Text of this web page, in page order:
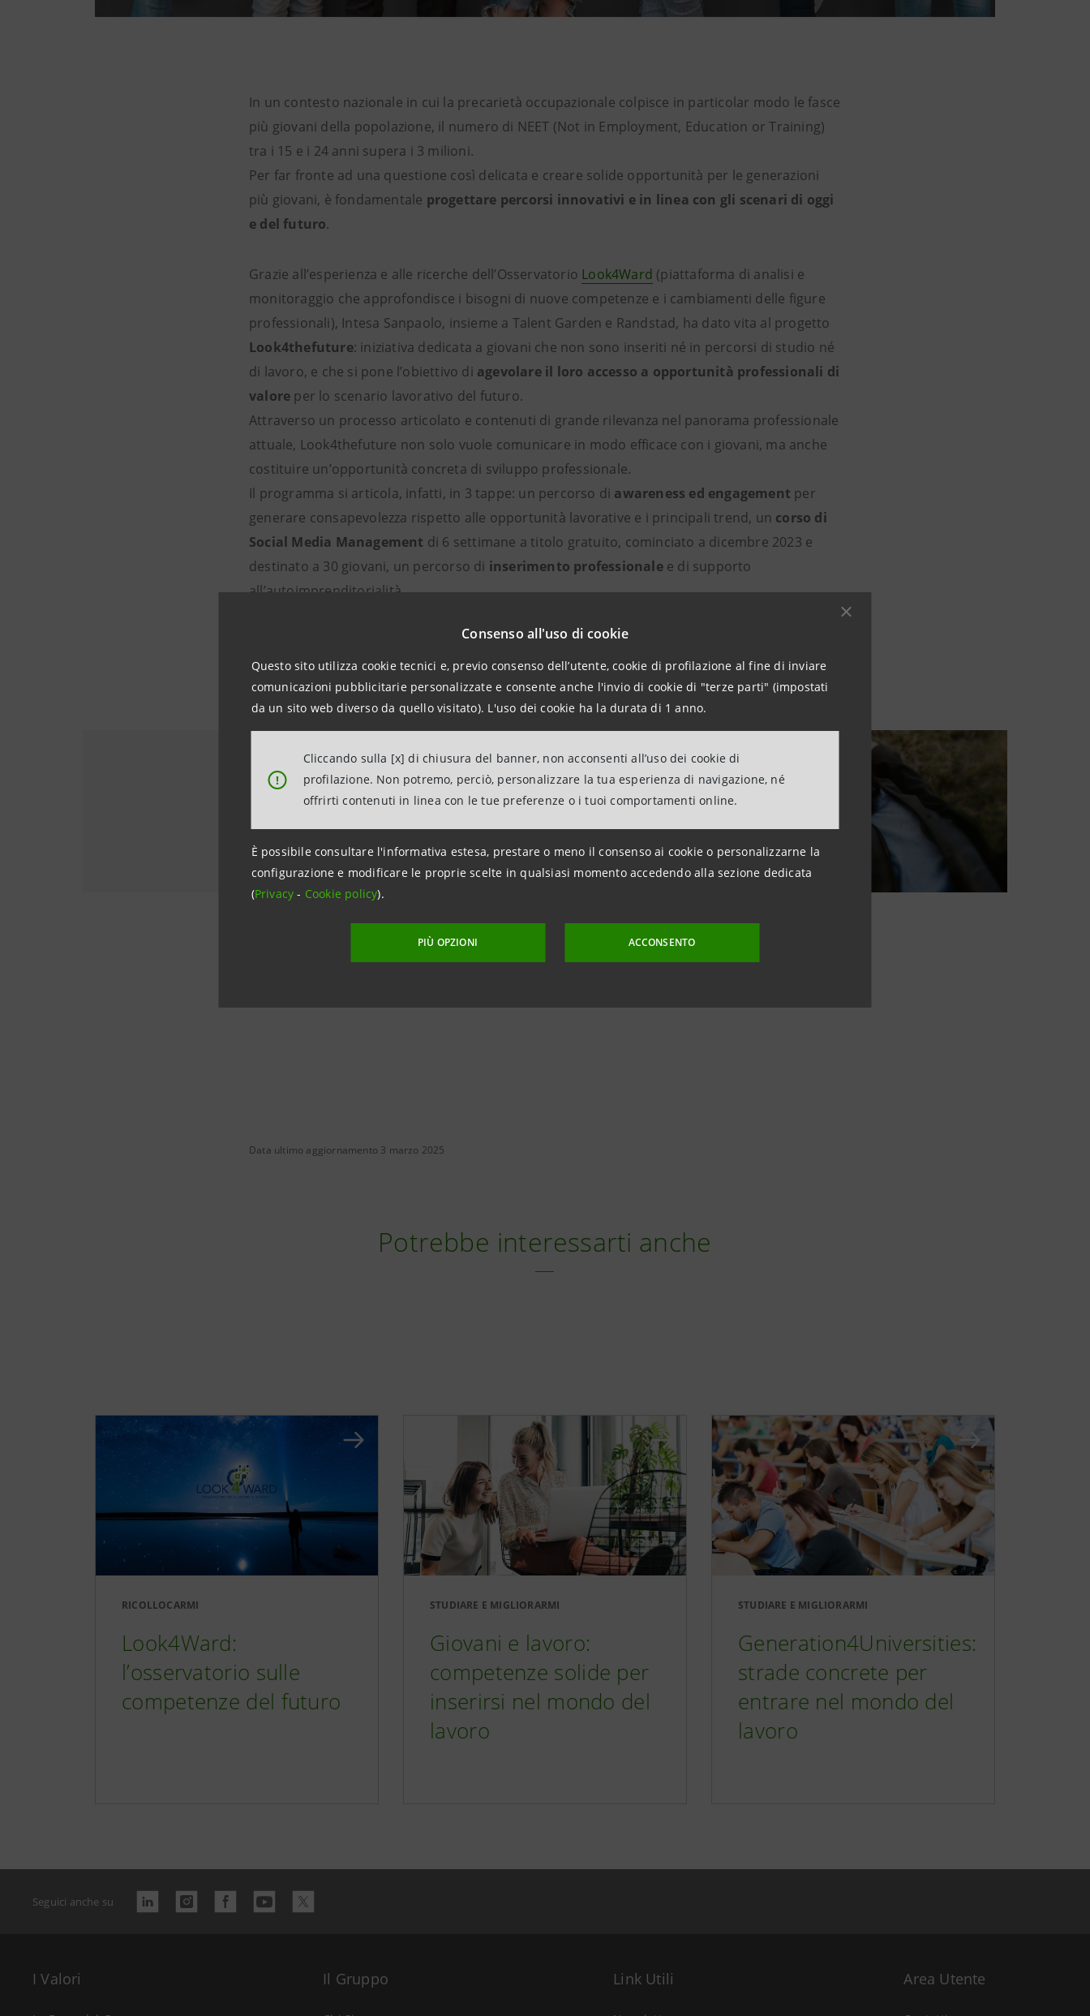
Consenso all'uso di cookie
Questo sito utilizza cookie tecnici e, previo consenso dell’utente, cookie di profilazione al fine di inviare
comunicazioni pubblicitarie personalizzate e consente anche l'invio di cookie di "terze parti" (impostati
da un sito web diverso da quello visitato). L'uso dei cookie ha la durata di 1 anno.
!
Cliccando sulla [x] di chiusura del banner, non acconsenti all’uso dei cookie di
profilazione. Non potremo, perciò, personalizzare la tua esperienza di navigazione, né
offrirti contenuti in linea con le tue preferenze o i tuoi comportamenti online.
È possibile consultare l'informativa estesa, prestare o meno il consenso ai cookie o personalizzarne la
configurazione e modificare le proprie scelte in qualsiasi momento accedendo alla sezione dedicata
(Privacy- Cookie policy).
PIÙ OPZIONI ACCONSENTO
In un contesto nazionale in cui la precarietà occupazionale colpisce in particolar modo le fasce
più giovani della popolazione, il numero di NEET (Not in Employment, Education or Training)
tra i 15 e i 24 anni supera i 3 milioni.
Per far fronte ad una questione così delicata e creare solide opportunità per le generazioni
più giovani, è fondamentale progettare percorsi innovativi e in linea con gli scenari di oggi
e del futuro.
Grazie all’esperienza e alle ricerche dell’Osservatorio Look4Ward (piattaforma di analisi e
monitoraggio che approfondisce i bisogni di nuove competenze e i cambiamenti delle figure
professionali), Intesa Sanpaolo, insieme a Talent Garden e Randstad, ha dato vita al progetto
Look4thefuture: iniziativa dedicata a giovani che non sono inseriti né in percorsi di studio né
di lavoro, e che si pone l’obiettivo di agevolare il loro accesso a opportunità professionali di
valore per lo scenario lavorativo del futuro.
Attraverso un processo articolato e contenuti di grande rilevanza nel panorama professionale
attuale, Look4thefuture non solo vuole comunicare in modo efficace con i giovani, ma anche
costituire un’opportunità concreta di sviluppo professionale.
Il programma si articola, infatti, in 3 tappe: un percorso di awareness ed engagement per
generare consapevolezza rispetto alle opportunità lavorative e i principali trend, un corso di
Social Media Management di 6 settimane a titolo gratuito, cominciato a dicembre 2023 e
destinato a 30 giovani, un percorso di inserimento professionalee di supporto
all’autoimprenditorialità.
SCOPRI LOOK4THEFUTURE
Scopri le iniziative di
orientamento e lavoro
DISEGNARE IL DOMANI
Data ultimo aggiornamento 3 marzo 2025
Potrebbe interessarti anche
RICOLLOCARMI
Look4Ward:
l’osservatorio sulle
competenze del futuro
STUDIARE E MIGLIORARMI
Giovani e lavoro:
competenze solide per
inserirsi nel mondo del
lavoro
STUDIARE E MIGLIORARMI
Generation4Universities:
strade concrete per
entrare nel mondo del
lavoro
Seguici anche su
I Valori Il Gruppo Link Utili Area Utente